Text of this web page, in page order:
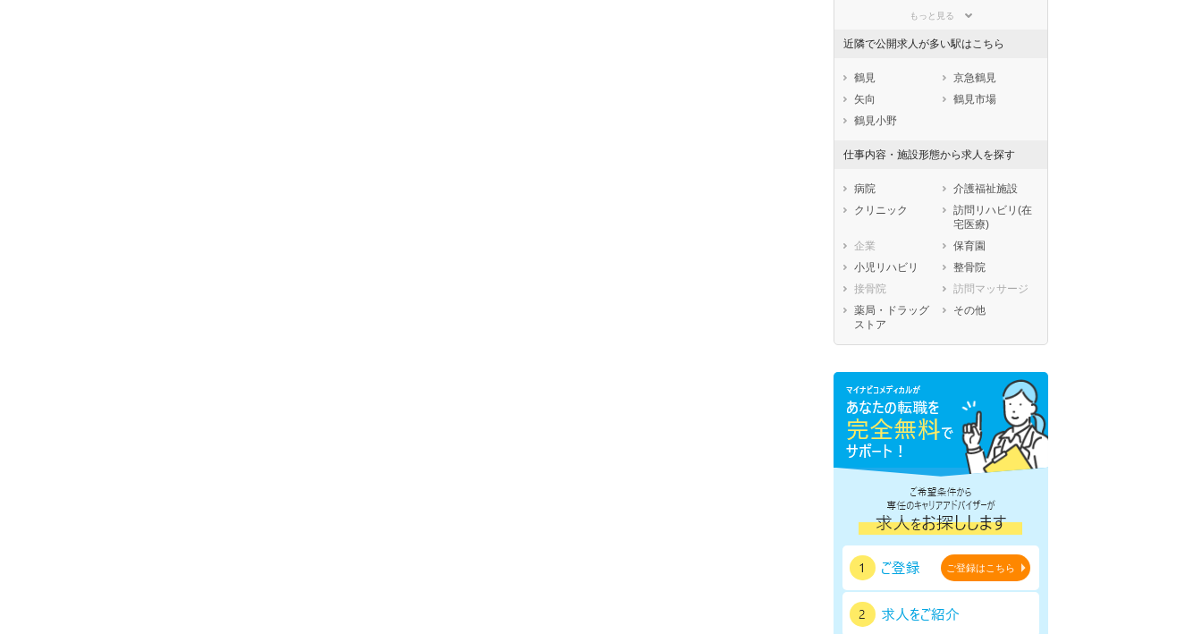
埼玉県
石川県
福井県
岐阜県
静岡県
愛知県
三重県
滋賀県
鳥取県
島根県
岡山県
広島県
山口県
徳島県
香川県
愛媛県
高知県
長崎県
熊本県
大分県
鹿児島県
沖縄県
もっと見る
近隣で公開求人が多い駅はこちら
鶴見
京急鶴見
矢向
鶴見市場
鶴見小野
仕事内容・施設形態から求人を探す
病院
介護福祉施設
クリニック
訪問リハビリ(在
宅医療)
企業
保育園
小児リハビリ
整骨院
接骨院
訪問マッサージ
薬局・ドラッグ
ストア
その他
ご登録はこちら